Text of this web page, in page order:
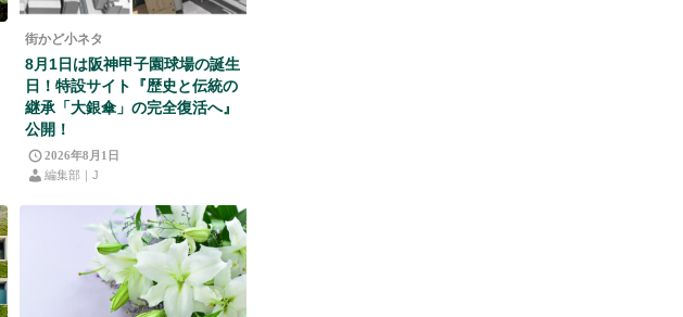
街かど小ネタ
8月1日は阪神甲子園球場の誕生
日！特設サイト『歴史と伝統の
継承「大銀傘」の完全復活へ』
公開！
2026年8月1日
編集部｜J